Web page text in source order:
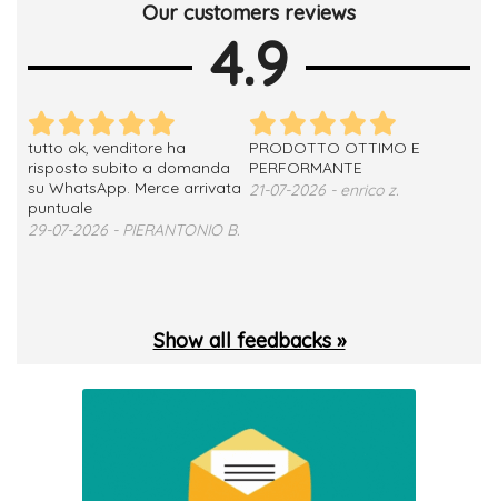
Our customers reviews
4.9
tutto ok, venditore ha
risposto subito a domanda
su WhatsApp. Merce arrivata
puntuale
29-07-2026 - PIERANTONIO B.
PRODOTTO OTTIMO E
PERFORMANTE
21-07-2026 - enrico z.
Show all feedbacks »